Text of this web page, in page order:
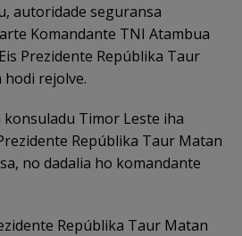
autoridade seguransa
Komandante TNI Atambua
Prezidente Repúblika Taur
hodi rejolve.
konsuladu Timor Leste iha
Repúblika Taur Matan
no dadalia ho komandante
Repúblika Taur Matan